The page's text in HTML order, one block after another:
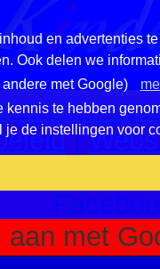
en advertenties
Ook delen we
met Google)
kennis te hebben
je de instellingen voor
|
aan met